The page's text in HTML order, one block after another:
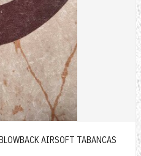
AIRSOFT TABANCAS